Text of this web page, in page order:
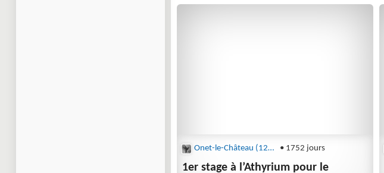
Onet-le-Château (12850) • 1752 jours
1er stage à l’Athyrium pour le